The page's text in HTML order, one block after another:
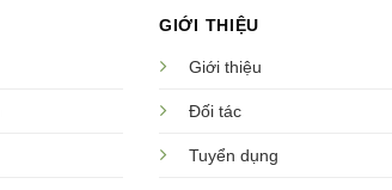
GIỚI THIỆU
Giới thiệu
Đối tác
Tuyển dụng